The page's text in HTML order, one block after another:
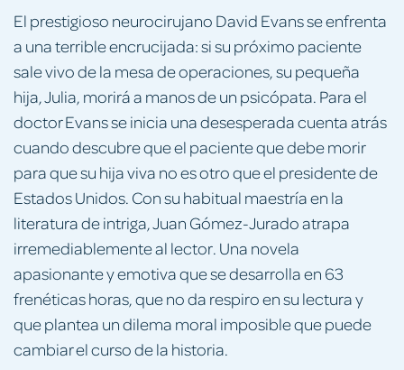
El prestigioso neurocirujano David Evans se enfrenta
a una terrible encrucijada: si su próximo paciente
sale vivo de la mesa de operaciones, su pequeña
hija, Julia, morirá a manos de un psicópata. Para el
doctor Evans se inicia una desesperada cuenta atrás
cuando descubre que el paciente que debe morir
para que su hija viva no es otro que el presidente de
Estados Unidos. Con su habitual maestría en la
literatura de intriga, Juan Gómez-Jurado atrapa
irremediablemente al lector. Una novela
apasionante y emotiva que se desarrolla en 63
frenéticas horas, que no da respiro en su lectura y
que plantea un dilema moral imposible que puede
cambiar el curso de la historia.